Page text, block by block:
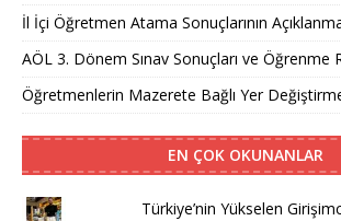
İl İçi Öğretmen Atama Sonuçlarının
AÖL 3. Dönem Sınav Sonuçları ve Öğrenme
Öğretmenlerin Mazerete Bağlı Yer
EN ÇOK OKUNANLAR
Türkiye’nin Yükselen